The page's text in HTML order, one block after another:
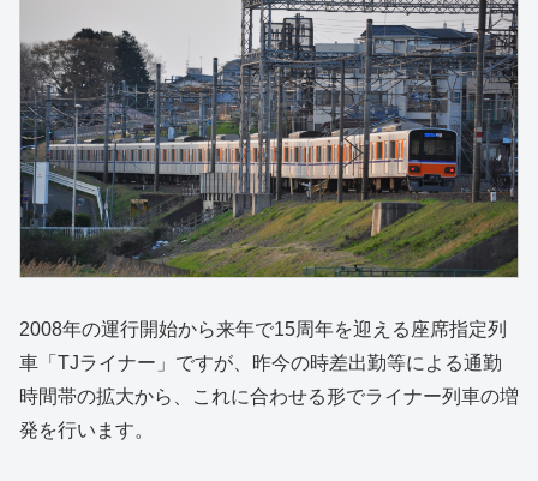
2008年の運行開始から来年で15周年を迎える座席指定列
車「TJライナー」ですが、昨今の時差出勤等による通勤
時間帯の拡大から、これに合わせる形でライナー列車の増
発を行います。